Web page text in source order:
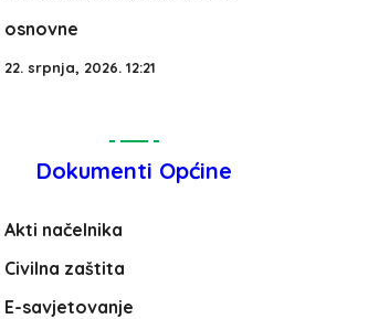
osnovne
22. srpnja, 2026. 12:21
Dokumenti Općine
Akti načelnika
Civilna zaštita
E-savjetovanje